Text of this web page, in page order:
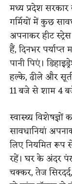
मध्य प्रदेश
गर्मियों में कुछ
अपनाकर हीट
हैं, दिनभर
पानी पिएं।
हल्के, ढीले और
11 बजे से शाम 4
स्वास्थ्य विशेषज्ञों
सावधानियां
लिए नियमित रूप
रहें। घर के अंदर
चक्कर, तेज